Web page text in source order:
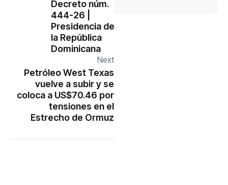
Decreto núm.
444-26 |
Presidencia de
la República
Dominicana
Next
Petróleo West Texas
vuelve a subir y se
coloca a US$70.46 por
tensiones en el
Estrecho de Ormuz